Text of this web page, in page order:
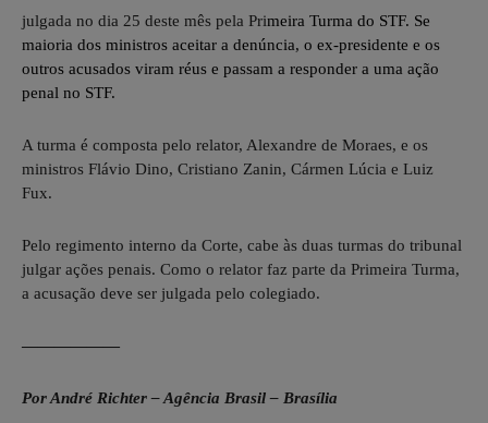
julgada no dia 25 deste mês pela Primeira Turma do STF. Se
maioria dos ministros aceitar a denúncia, o ex-presidente e os
outros acusados viram réus e passam a responder a uma ação
penal no STF.
A turma é composta pelo relator, Alexandre de Moraes, e os
ministros Flávio Dino, Cristiano Zanin, Cármen Lúcia e Luiz
Fux.
Pelo regimento interno da Corte, cabe às duas turmas do tribunal
julgar ações penais. Como o relator faz parte da Primeira Turma,
a acusação deve ser julgada pelo colegiado.
——————
Por André Richter – Agência Brasil – Brasília